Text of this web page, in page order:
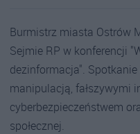
Burmistrz miasta Ostrów
Sejmie RP w konferencji
dezinformacja".
manipulacją, fałszywymi
cyberbezpieczeństwem
społecznej.